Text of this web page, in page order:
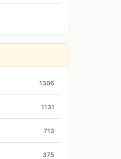
1306
1131
713
375